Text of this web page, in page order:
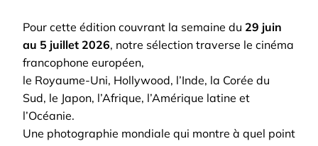
Pour cette édition couvrant la semaine du 29 juin
au 5 juillet 2026, notre sélection traverse le cinéma
francophone européen,
le Royaume-Uni, Hollywood, l’Inde, la Corée du
Sud, le Japon, l’Afrique, l’Amérique latine et
l’Océanie.
Une photographie mondiale qui montre à quel point